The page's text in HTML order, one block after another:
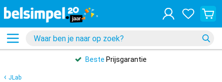
Beste Prijsgarantie
JLab